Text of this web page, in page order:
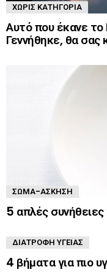
ΧΩΡΊΣ ΚΑΤΗΓΟΡΊΑ
Αυτό που έκανε
Γεννήθηκε, θα σας
ΣΏΜΑ-ΆΣΚΗΣΗ
5 απλές
ΔΙΑΤΡΟΦΉ ΥΓΕΊΑΣ
4 βήματα για πιο